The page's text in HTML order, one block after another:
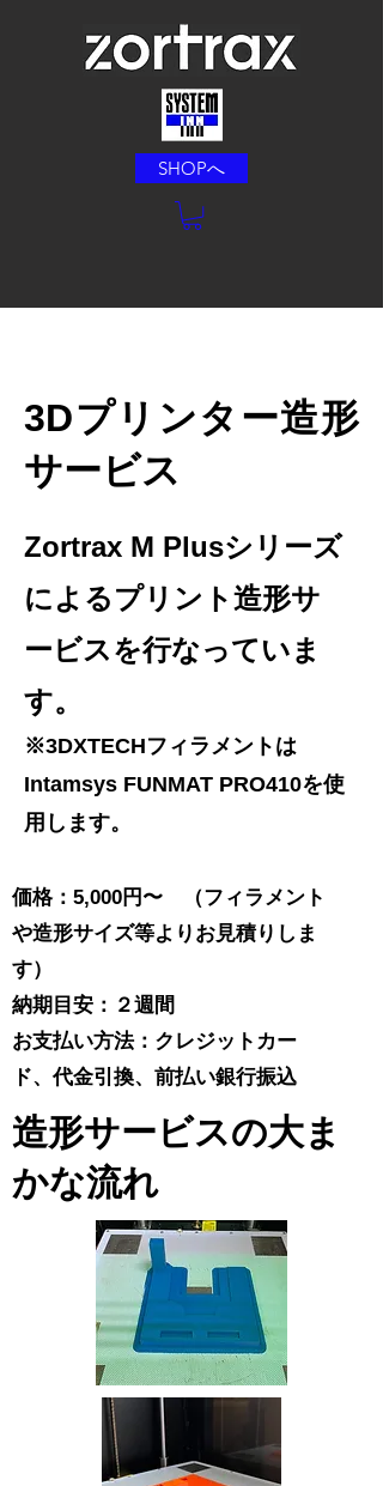
SHOPへ
3Dプリンター造形
サービス
Zortrax M Plusシリーズ
によるプリント造形サ
ービスを行なっていま
す。
​※3DXTECHフィラメントは
Intamsys FUNMAT PRO410を使
用します。
価格：5,000円〜 （フィラメント
や造形サイズ等よりお見積りしま
す）
​納期目安：２週間
​お支払い方法：クレジットカー
ド、代金引換、前払い銀行振込
​造形サービスの大ま
かな流れ